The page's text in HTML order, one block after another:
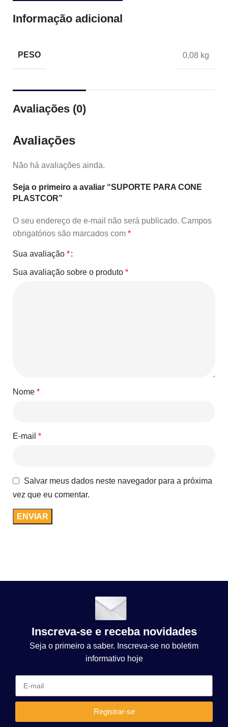
Informação adicional
PESO 0,08 kg
Avaliações (0)
Avaliações
Não há avaliações ainda.
Seja o primeiro a avaliar “SUPORTE PARA CONE
PLASTCOR”
O seu endereço de e-mail não será publicado. Campos
obrigatórios são marcados com *
Sua avaliação *
Sua avaliação sobre o produto *
Nome *
E-mail *
Salvar meus dados neste navegador para a próxima
vez que eu comentar.
Inscreva-se e receba novidades
Seja o primeiro a saber. Inscreva-se no boletim
informativo hoje
Registrar-se